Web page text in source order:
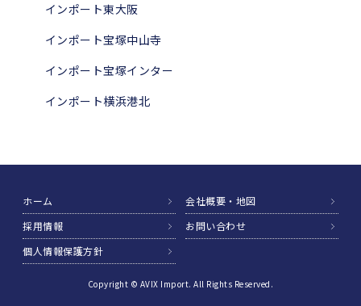
インポート東大阪
インポート宝塚中山寺
インポート宝塚インター
インポート横浜港北
ホーム
会社概要・地図
採用情報
お問い合わせ
個人情報保護方針
Copyright © AVIX Import. All Rights Reserved.